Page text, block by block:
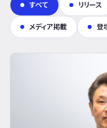
すべて リリース
メディア掲載 登